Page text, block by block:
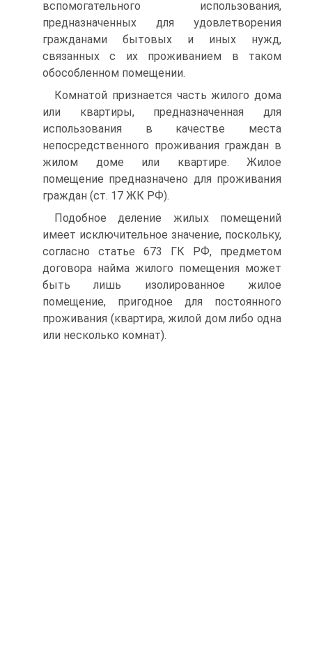
вспомогательного использования,
предназначенных для удовлетворения
гражданами бытовых и иных нужд,
связанных с их проживанием в таком
обособленном помещении.
Комнатой признается часть жилого дома
или квартиры, предназначенная для
использования в качестве места
непосредственного проживания граждан в
жилом доме или квартире. Жилое
помещение предназначено для проживания
граждан (ст. 17 ЖК РФ).
Подобное деление жилых помещений
имеет исключительное значение, поскольку,
согласно статье 673 ГК РФ, предметом
договора найма жилого помещения может
быть лишь изолированное жилое
помещение, пригодное для постоянного
проживания (квартира, жилой дом либо одна
или несколько комнат).